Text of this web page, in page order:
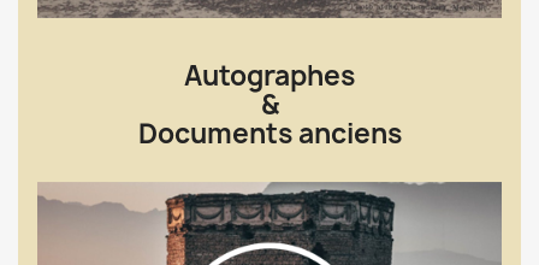
Autographes
&
Documents anciens